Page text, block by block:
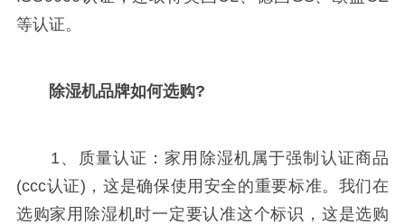
等认证。
除湿机品牌如何选购?
1、质量认证：家用除湿机属于强制认证商品
(ccc认证)，这是确保使用安全的重要标准。我们在
选购家用除湿机时一定要认准这个标识，这是选购